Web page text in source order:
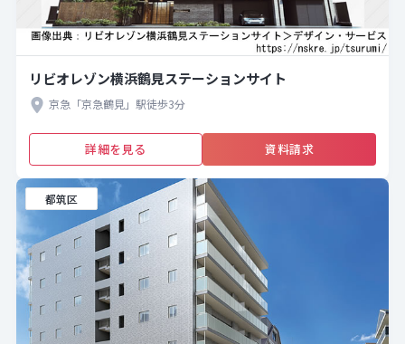
リビオレゾン横浜鶴見ステーションサイト
京急「京急鶴見」駅徒歩3分
詳細を見る 資料請求
都筑区